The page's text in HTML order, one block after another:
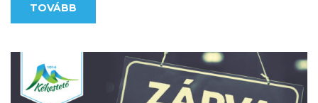
megszerzésében. Kékestetőn négy,
el. A kivitelezésnél egyik fő szempont volt,
hogy olyan nyomvonalakat […]
TOVÁBB